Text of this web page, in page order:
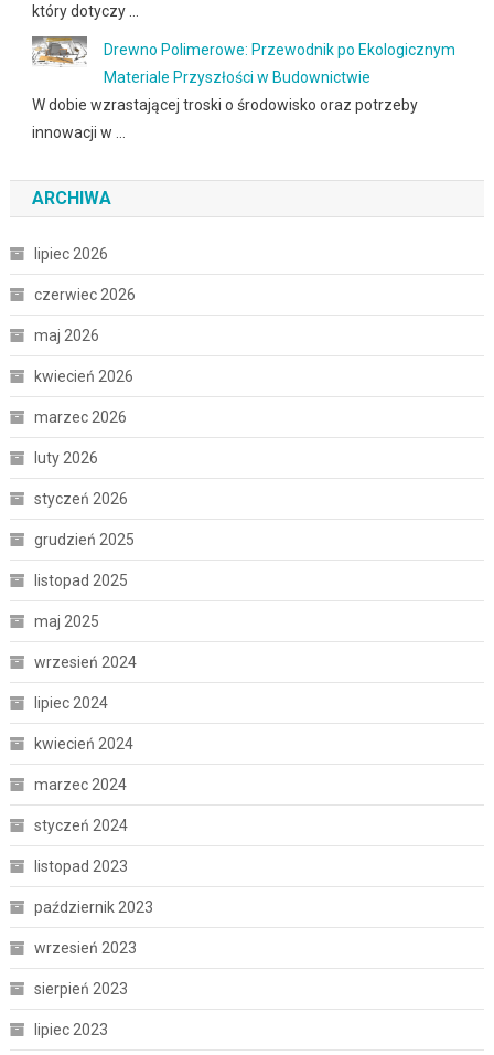
który dotyczy …
Drewno Polimerowe: Przewodnik po Ekologicznym
Materiale Przyszłości w Budownictwie
W dobie wzrastającej troski o środowisko oraz potrzeby
innowacji w …
ARCHIWA
lipiec 2026
czerwiec 2026
maj 2026
kwiecień 2026
marzec 2026
luty 2026
styczeń 2026
grudzień 2025
listopad 2025
maj 2025
wrzesień 2024
lipiec 2024
kwiecień 2024
marzec 2024
styczeń 2024
listopad 2023
październik 2023
wrzesień 2023
sierpień 2023
lipiec 2023